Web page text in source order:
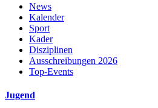
News
Kalender
Sport
Kader
Disziplinen
Ausschreibungen 2026
Top-Events
Jugend